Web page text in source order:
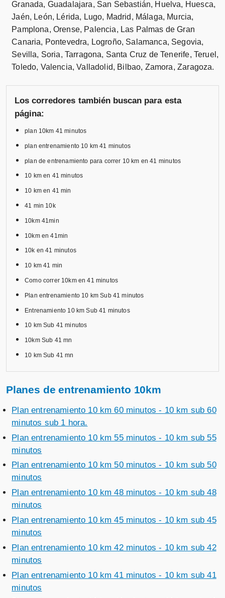
Granada, Guadalajara, San Sebastián, Huelva, Huesca,
Jaén, León, Lérida, Lugo, Madrid, Málaga, Murcia,
Pamplona, Orense, Palencia, Las Palmas de Gran
Canaria, Pontevedra, Logroño, Salamanca, Segovia,
Sevilla, Soria, Tarragona, Santa Cruz de Tenerife, Teruel,
Toledo, Valencia, Valladolid, Bilbao, Zamora, Zaragoza.
Los corredores también buscan para esta
página:
plan 10km 41 minutos
plan entrenamiento 10 km 41 minutos
plan de entrenamiento para correr 10 km en 41 minutos
10 km en 41 minutos
10 km en 41 min
41 min 10k
10km 41min
10km en 41min
10k en 41 minutos
10 km 41 min
Como correr 10km en 41 minutos
Plan entrenamiento 10 km Sub 41 minutos
Entrenamiento 10 km Sub 41 minutos
10 km Sub 41 minutos
10km Sub 41 mn
10 km Sub 41 mn
Planes de entrenamiento 10km
Plan entrenamiento 10 km 60 minutos - 10 km sub 60
minutos sub 1 hora.
Plan entrenamiento 10 km 55 minutos - 10 km sub 55
minutos
Plan entrenamiento 10 km 50 minutos - 10 km sub 50
minutos
Plan entrenamiento 10 km 48 minutos - 10 km sub 48
minutos
Plan entrenamiento 10 km 45 minutos - 10 km sub 45
minutos
Plan entrenamiento 10 km 42 minutos - 10 km sub 42
minutos
Plan entrenamiento 10 km 41 minutos - 10 km sub 41
minutos